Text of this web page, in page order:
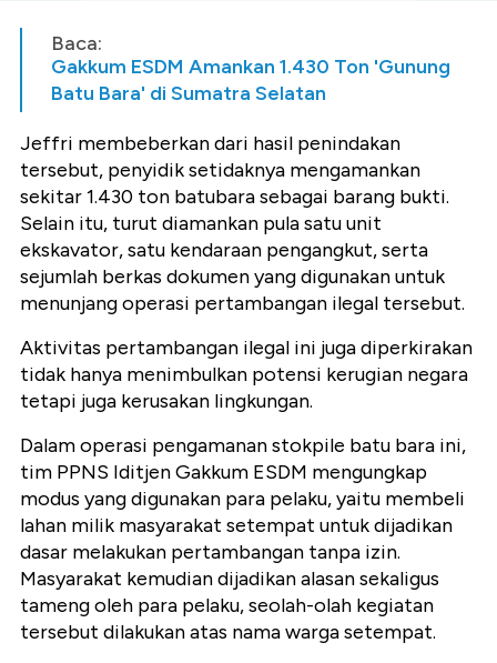
Baca:
Gakkum ESDM Amankan 1.430 Ton 'Gunung
Batu Bara' di Sumatra Selatan
Jeffri membeberkan dari hasil penindakan
tersebut, penyidik setidaknya mengamankan
sekitar 1.430 ton batubara sebagai barang bukti.
Selain itu, turut diamankan pula satu unit
ekskavator, satu kendaraan pengangkut, serta
sejumlah berkas dokumen yang digunakan untuk
menunjang operasi pertambangan ilegal tersebut.
Aktivitas pertambangan ilegal ini juga diperkirakan
tidak hanya menimbulkan potensi kerugian negara
tetapi juga kerusakan lingkungan.
Dalam operasi pengamanan stokpile batu bara ini,
tim PPNS Iditjen Gakkum ESDM mengungkap
modus yang digunakan para pelaku, yaitu membeli
lahan milik masyarakat setempat untuk dijadikan
dasar melakukan pertambangan tanpa izin.
Masyarakat kemudian dijadikan alasan sekaligus
tameng oleh para pelaku, seolah-olah kegiatan
tersebut dilakukan atas nama warga setempat.